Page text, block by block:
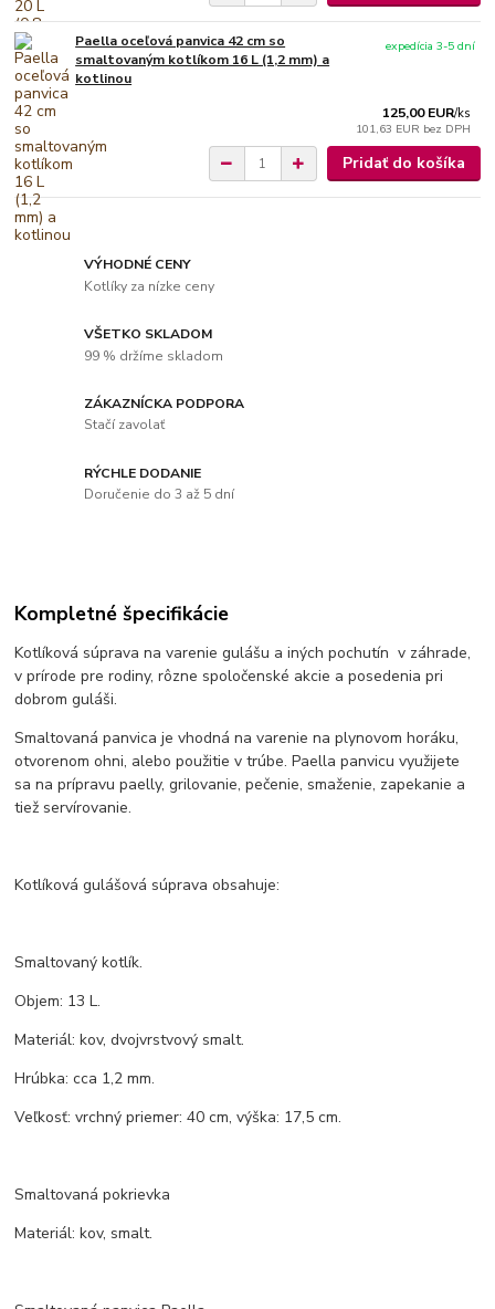
Paella oceľová panvica 42 cm so
smaltovaným kotlíkom 16 L (1,2 mm) a
kotlinou
125,00 EUR/ks
101,63 EUR bez DPH
expedícia 3-5 dní
Pridať do košíka
VÝHODNÉ CENY
Kotlíky za nízke ceny
VŠETKO SKLADOM
99 % držíme skladom
ZÁKAZNÍCKA PODPORA
Stačí zavolať
RÝCHLE DODANIE
Doručenie do 3 až 5 dní
Kompletné špecifikácie
Kotlíková súprava na varenie gulášu a iných pochutín v záhrade,
v prírode pre rodiny, rôzne spoločenské akcie a posedenia pri
dobrom guláši.
Smaltovaná panvica je vhodná na varenie na plynovom horáku,
otvorenom ohni, alebo použitie v trúbe. Paella panvicu využijete
sa na prípravu paelly, grilovanie, pečenie, smaženie, zapekanie a
tiež servírovanie.
Kotlíková gulášová súprava obsahuje:
Smaltovaný kotlík.
Objem: 13 L.
Materiál: kov, dvojvrstvový smalt.
Hrúbka: cca 1,2 mm.
Veľkosť: vrchný priemer: 40 cm, výška: 17,5 cm.
Smaltovaná pokrievka
Materiál: kov, smalt.